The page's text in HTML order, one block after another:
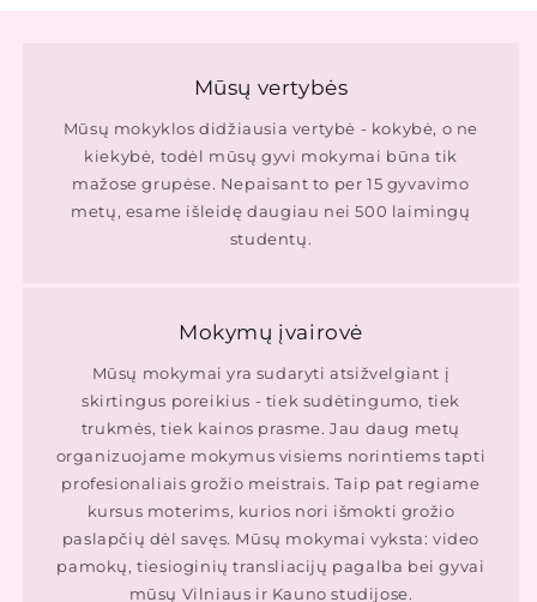
Mūsų vertybės
Mūsų mokyklos didžiausia vertybė - kokybė, o ne
kiekybė, todėl mūsų gyvi mokymai būna tik
mažose grupėse. Nepaisant to per 15 gyvavimo
metų, esame išleidę daugiau nei 500 laimingų
studentų.
Mokymų įvairovė
Mūsų mokymai yra sudaryti atsižvelgiant į
skirtingus poreikius - tiek sudėtingumo, tiek
trukmės, tiek kainos prasme. Jau daug metų
organizuojame mokymus visiems norintiems tapti
profesionaliais grožio meistrais. Taip pat regiame
kursus moterims, kurios nori išmokti grožio
paslapčių dėl savęs. Mūsų mokymai vyksta: video
pamokų, tiesioginių transliacijų pagalba bei gyvai
mūsų Vilniaus ir Kauno studijose.